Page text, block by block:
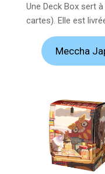
Une Deck Box sert
cartes). Elle est
Meccha